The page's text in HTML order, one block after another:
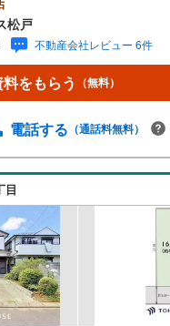
お気持ちに寄り添い、形にし
■ご予約いただくとご見学がス
～21:00】ご見学希望のお客様:
する」をクリックして下さい
上の「資料をもらう」をクリ
イフシミュレーションのご相
購入後の家族の生活」を「未
ます。（2）ご購入後から始ま
ンシャルライフサポート」・
のグラフ化、効果的な生命保
効果的なタイミングなどご提案
松戸
不動産会社レビュー 6件
料をもらう （無料）
電話する （通話料無料）
目